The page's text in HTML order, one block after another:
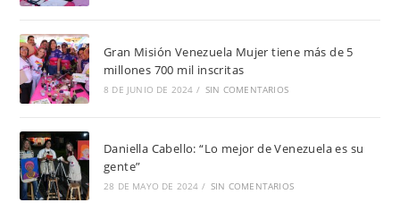
Gran Misión Venezuela Mujer tiene más de 5
millones 700 mil inscritas
8 DE JUNIO DE 2024 / SIN COMENTARIOS
Daniella Cabello: “Lo mejor de Venezuela es su
gente”
28 DE MAYO DE 2024 / SIN COMENTARIOS